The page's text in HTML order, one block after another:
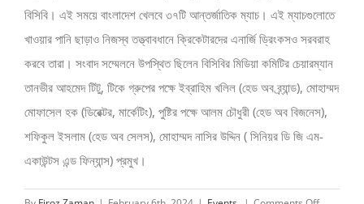
বিসিবি। এই সময়ে বাংলাদেশ খেলবে ৩৭টি আন্তর্জাতিক ম্যাচ। এই ম্যাচগুলোতে
খাওয়ার পানি ছাড়াও নিজস্ব তত্ত্বাবধানে ক্রিকেটারদের এনার্জি ড্রিংকসও সরবরাহ
করবে তারা। সংবাদ সম্মেলনে উপস্থিত ছিলেন বিসিবির মিডিয়া কমিটির চেয়ারম্যান
তানভীর আহমেদ টিটু, টিকে গ্রুপের পক্ষে ইব্রাহিম খলিল (হেড অব ব্র্যান্ড), মোহাম্মদ
মোফাসেল হক (ডিরেক্টর, মার্কেটিং), পুষ্টির পক্ষে আলম চৌধুরী (হেড অব বিজনেস),
শফিকুল ইসলাম (হেড অব সেলস), মোহাম্মদ নাসির উদ্দিন ( সিনিয়র ডি জি এম-
একাউন্টস এন্ড ফিন্যান্স) প্রমুখ।